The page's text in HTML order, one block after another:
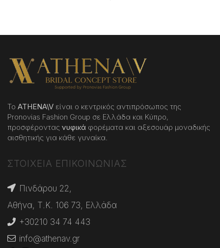
Το ATHENA\V είναι ο κεντρικός αντιπρόσωπος της
Pronovias Fashion Group σε Ελλάδα και Κύπρο,
προσφέροντας νυφικά φορέματα και αξεσουάρ μοναδικής
αισθητικής για κάθε γυναίκα.
ΣΤΟΙΧΕΙΑ ΕΠΙΚΟΙΝΩΝΙΑΣ
Πινδάρου 22,
Αθήνα, Τ.Κ. 106 73, Ελλάδα
+30210 34 74 443
info@athenav.gr